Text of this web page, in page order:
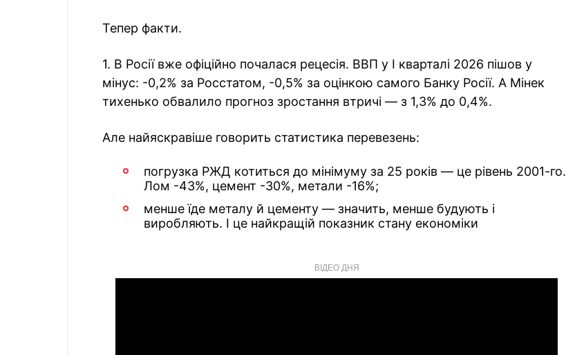
Тепер факти.
1. В Росії вже офіційно почалася рецесія. ВВП у I кварталі 2026 пішов у
мінус: -0,2% за Росстатом, -0,5% за оцінкою самого Банку Росії. А Мінек
тихенько обвалило прогноз зростання втричі — з 1,3% до 0,4%.
Але найяскравіше говорить статистика перевезень:
погрузка РЖД котиться до мінімуму за 25 років — це рівень 2001-го.
Лом -43%, цемент -30%, метали -16%;
менше їде металу й цементу — значить, менше будують і
виробляють. І це найкращій показник стану економіки
ВІДЕО ДНЯ